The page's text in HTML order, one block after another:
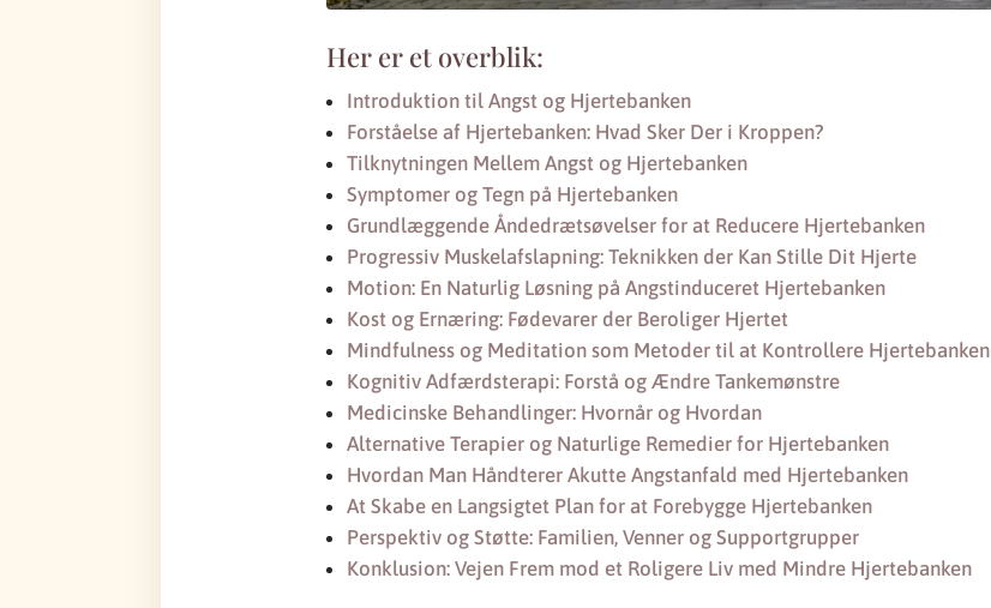
Her er et overblik:
Introduktion til Angst og Hjertebanken
Forståelse af Hjertebanken: Hvad Sker Der i Kroppen?
Tilknytningen Mellem Angst og Hjertebanken
Symptomer og Tegn på Hjertebanken
Grundlæggende Åndedrætsøvelser for at Reducere Hjertebanken
Progressiv Muskelafslapning: Teknikken der Kan Stille Dit Hjerte
Motion: En Naturlig Løsning på Angstinduceret Hjertebanken
Kost og Ernæring: Fødevarer der Beroliger Hjertet
Mindfulness og Meditation som Metoder til at Kontrollere Hjertebanken
Kognitiv Adfærdsterapi: Forstå og Ændre Tankemønstre
Medicinske Behandlinger: Hvornår og Hvordan
Alternative Terapier og Naturlige Remedier for Hjertebanken
Hvordan Man Håndterer Akutte Angstanfald med Hjertebanken
At Skabe en Langsigtet Plan for at Forebygge Hjertebanken
Perspektiv og Støtte: Familien, Venner og Supportgrupper
Konklusion: Vejen Frem mod et Roligere Liv med Mindre Hjertebanken